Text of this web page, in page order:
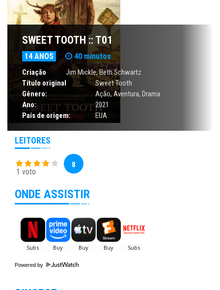
SWEET TOOTH :: T01
14 ANOS 40 minutos
Criação
Jim Mickle, Beth Schwartz
Título original
Sweet Tooth
Gênero:
Ação, Aventura, Drama
Ano:
2021
País de origem:
EUA
LEITORES
1 voto
8
ONDE ASSISTIR
Powered by